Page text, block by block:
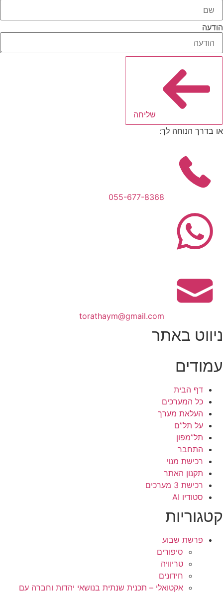
הודעה
שליחה
או בדרך הנוחה לך:
055-677-8368
torathaym@gmail.com
ניווט באתר
עמודים
דף הבית
כל המערכים
העלאת מערך
על תל”ם
תל”מפון
התחבר
רכישת מנוי
תקנון האתר
רכישת 3 מערכים
סטודיו AI
קטגוריות
פרשת שבוע
סיפורים
טריוויה
חידונים
אקטואלי – תכנית שנתית בנושאי יהדות וחברה עם